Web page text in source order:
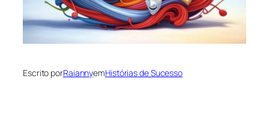
Escrito porRaiannyemHistórias de Sucesso